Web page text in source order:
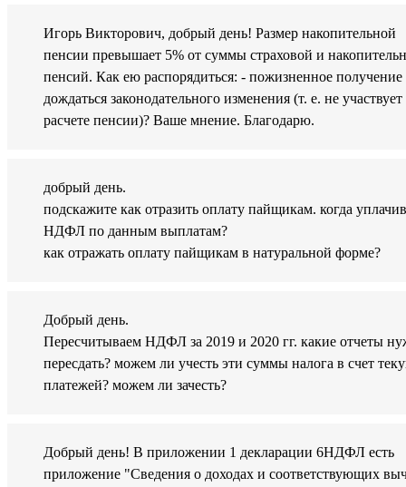
Игорь Викторович, добрый день! Размер накопительной
пенсии превышает 5% от суммы страховой и
пенсий. Как ею распорядиться: - пожизненное
дождаться законодательного изменения (т. е. не участвует
расчете пенсии)? Ваше мнение. Благодарю.
добрый день.
подскажите как отразить оплату пайщикам. когда
НДФЛ по данным выплатам?
как отражать оплату пайщикам в натуральной форме?
Добрый день.
Пересчитываем НДФЛ за 2019 и 2020 гг. какие отчеты
пересдать? можем ли учесть эти суммы налога в счет
платежей? можем ли зачесть?
Добрый день! В приложении 1 декларации 6НДФЛ есть
приложение "Сведения о доходах и соответствующих